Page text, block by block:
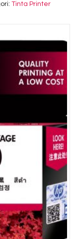
Tinta Printer